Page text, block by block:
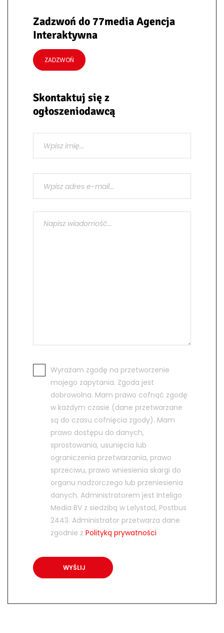
Zadzwoń do 77media Agencja
Interaktywna
ZADZWOŃ
Skontaktuj się z
ogłoszeniodawcą
Wyrażam zgodę na przetworzenie
mojego zapytania. Zgoda jest
dobrowolna. Mam prawo cofnąć zgodę
w każdym czasie (dane przetwarzane
są do czasu cofnięcia zgody). Mam
prawo dostępu do danych,
sprostowania, usunięcia lub
ograniczenia przetwarzania, prawo
sprzeciwu, prawo wniesienia skargi do
organu nadzorczego lub przeniesienia
danych. Administratorem jest Inteligo
Media BV z siedzibą w Lelystad, Postbus
2443. Administrator przetwarza dane
zgodnie z Polityką prywatności